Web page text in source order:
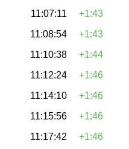
11:07:11
+1:43
11:08:54
+1:43
11:10:38
+1:44
11:12:24
+1:46
11:14:10
+1:46
11:15:56
+1:46
11:17:42
+1:46